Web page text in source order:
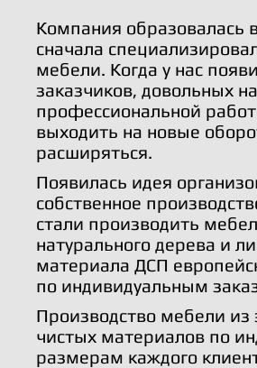
Компания образовалась
сначала
мебели. Когда у нас
заказчиков, довольных
профессиональной
выходить на новые
расширяться.
Появилась идея
собственное
стали производить
натурального дерева и
материала ДСП
по индивидуальным
Производство мебели из
чистых материалов по
размерам каждого